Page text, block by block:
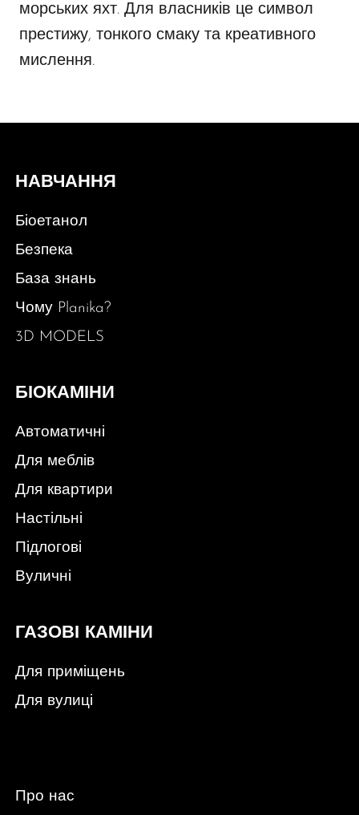
морських яхт. Для власників це символ
престижу, тонкого смаку та креативного
мислення.
НАВЧАННЯ
Біоетанол
Безпека
База знань
Чому Planika?
3D MODELS
БІОКАМІНИ
Автоматичні
Для меблів
Для квартири
Настільні
Підлогові
Вуличні
ГАЗОВІ КАМІНИ
Для приміщень
Для вулиці
Про нас